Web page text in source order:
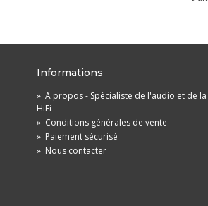
Informations
» A propos - Spécialiste de l'audio et de la
HiFi
» Conditions générales de vente
» Paiement sécurisé
» Nous contacter